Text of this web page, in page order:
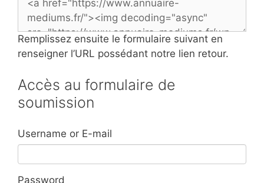
Remplissez ensuite le formulaire suivant en
renseigner l’URL possédant notre lien retour.
Accès au formulaire de
soumission
Username or E-mail
Password